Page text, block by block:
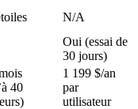
N/A
Oui (essai de
30 jours)
40
1 199 $/an
par
utilisateur